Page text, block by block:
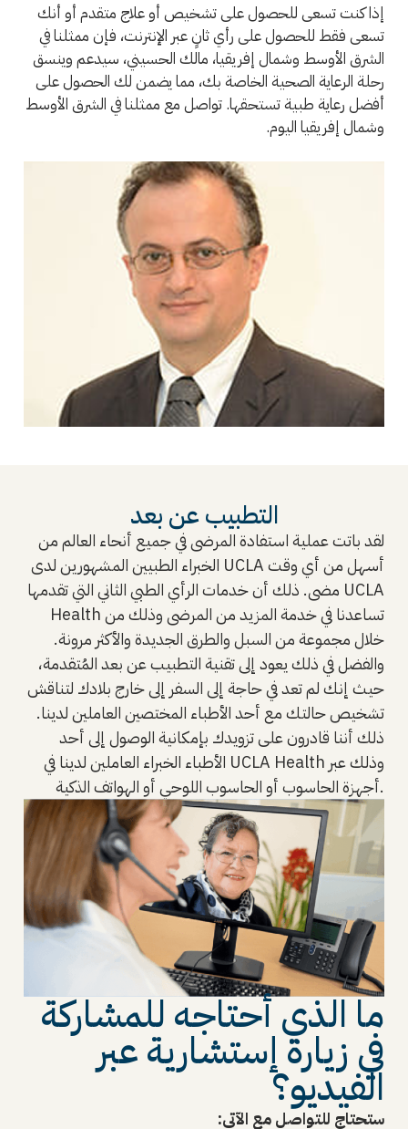
إذا كنت تسعى للحصول على تشخيص أو علاج متقدم أو أنك
تسعى فقط للحصول على رأي ثانٍ عبر الإنترنت، فإن ممثلنا في
الشرق الأوسط وشمال إفريقيا، مالك الحسيني، سيدعم وينسق
رحلة الرعاية الصحية الخاصة بك، مما يضمن لك الحصول على
أفضل رعاية طبية تستحقها. تواصل مع ممثلنا في الشرق الأوسط
وشمال إفريقيا اليوم.
التطبيب عن بعد
لقد باتت عملية استفادة المرضى في جميع أنحاء العالم من
الخبراء الطبيين المشهورين لدى UCLA أسهل من أي وقت
مضى. ذلك أن خدمات الرأي الطبي الثاني التي تقدمها UCLA
Health تساعدنا في خدمة المزيد من المرضى وذلك من
خلال مجموعة من السبل والطرق الجديدة والأكثر مرونة.
والفضل في ذلك يعود إلى تقنية التطبيب عن بعد المُتقدمة،
حيث إنك لم تعد في حاجة إلى السفر إلى خارج بلادك لتناقش
تشخيص حالتك مع أحد الأطباء المختصين العاملين لدينا.
ذلك أننا قادرون على تزويدك بإمكانية الوصول إلى أحد
الأطباء الخبراء العاملين لدينا في UCLA Health وذلك عبر
أجهزة الحاسوب أو الحاسوب اللوحي أو الهواتف الذكية.
ما الذي أحتاجه للمشاركة
في زيارة إستشارية عبر
الفيديو؟
ستحتاج للتواصل مع الآتي: